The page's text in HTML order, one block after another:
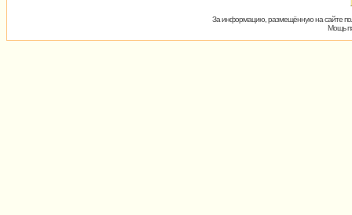
За информацию, размещённую на сайте
Мощь